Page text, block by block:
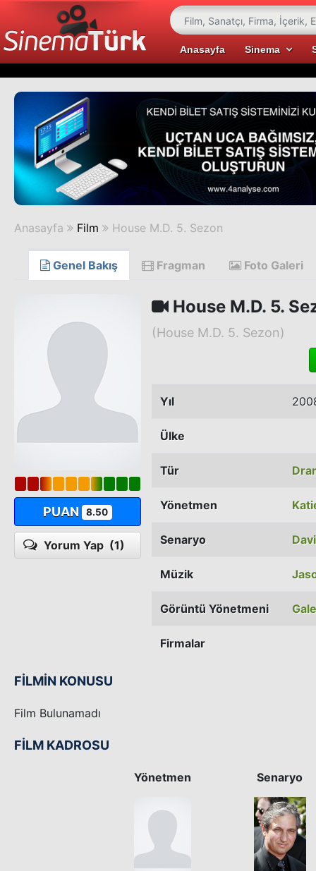
Anasayfa Sinema
Anasayfa Film House M.D. 5. Sezon
Genel Bakış Fragman Foto Galeri
PUAN 8.50
Yorum Yap (1)
House M.D. 5.
(House M.D. 5. Sezon)
Yıl
Ülke
Tür
Yönetmen
Senaryo
Müzik
Görüntü Yönetmeni
Firmalar
FİLMİN KONUSU
Film Bulunamadı
FİLM KADROSU
Yönetmen Senaryo